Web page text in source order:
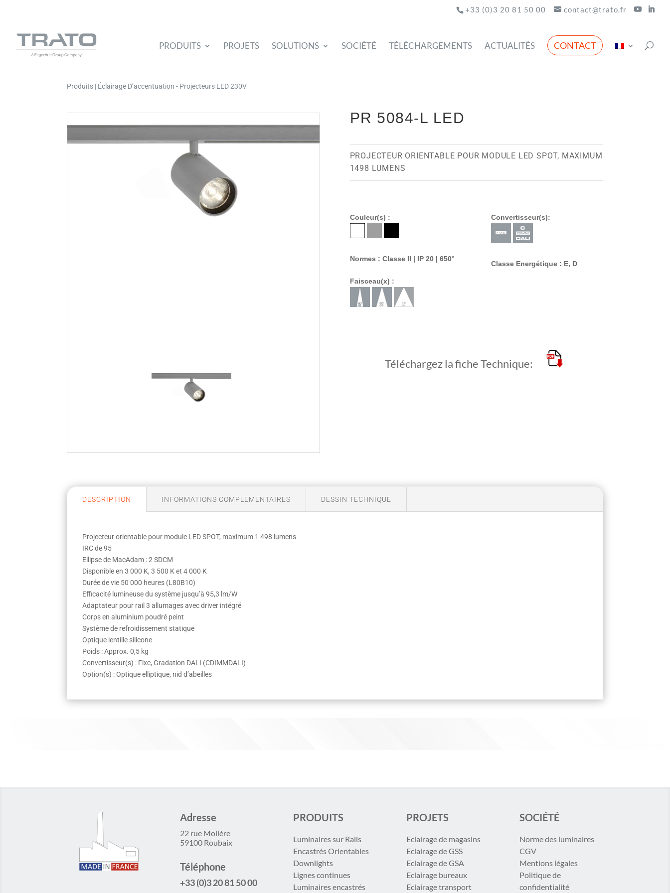
+33 (0)3 20 81 50 00 contact@trato.fr
PRODUITS PROJETS SOLUTIONS SOCIÉTÉ TÉLÉCHARGEMENTS ACTUALITÉS CONTACT
Produits | Éclairage D’accentuation - Projecteurs LED 230V
PR 5084-L LED
PROJECTEUR ORIENTABLE POUR MODULE LED SPOT, MAXIMUM
1498 LUMENS
Couleur(s) :
Normes : Classe II | IP 20 | 650°
Faisceau(x) :
Convertisseur(s):
Classe Energétique : E, D
Téléchargez la fiche Technique:
DESCRIPTION INFORMATIONS COMPLEMENTAIRES DESSIN TECHNIQUE
Projecteur orientable pour module LED SPOT, maximum 1 498 lumens
IRC de 95
Ellipse de MacAdam : 2 SDCM
Disponible en 3 000 K, 3 500 K et 4 000 K
Durée de vie 50 000 heures (L80B10)
Efficacité lumineuse du système jusqu’à 95,3 lm/W
Adaptateur pour rail 3 allumages avec driver intégré
Corps en aluminium poudré peint
Système de refroidissement statique
Optique lentille silicone
Poids : Approx. 0,5 kg
Convertisseur(s) : Fixe, Gradation DALI (CDIMMDALI)
Option(s) : Optique elliptique, nid d’abeilles
Adresse
22 rue Molière
59100 Roubaix
Téléphone
+33 (0)3 20 81 50 00
PRODUITS
Luminaires sur Rails
Encastrés Orientables
Downlights
Lignes continues
Luminaires encastrés
PROJETS
Eclairage de magasins
Eclairage de GSS
Eclairage de GSA
Eclairage bureaux
Eclairage transport
SOCIÉTÉ
Norme des luminaires
CGV
Mentions légales
Politique de
confidentialité